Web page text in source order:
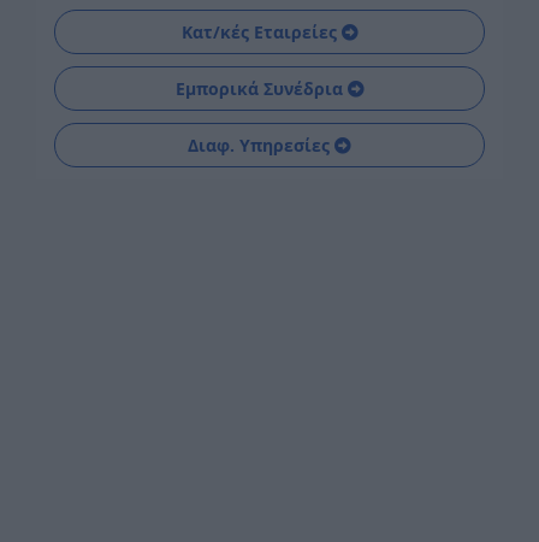
Κατ/κές Εταιρείες
Εμπορικά Συνέδρια
Διαφ. Υπηρεσίες